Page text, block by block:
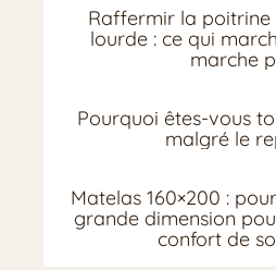
Raffermir la poitrine
lourde : ce qui
marche
Pourquoi êtes-vous
malgré le
Matelas 160×200 :
grande dimension
confort de